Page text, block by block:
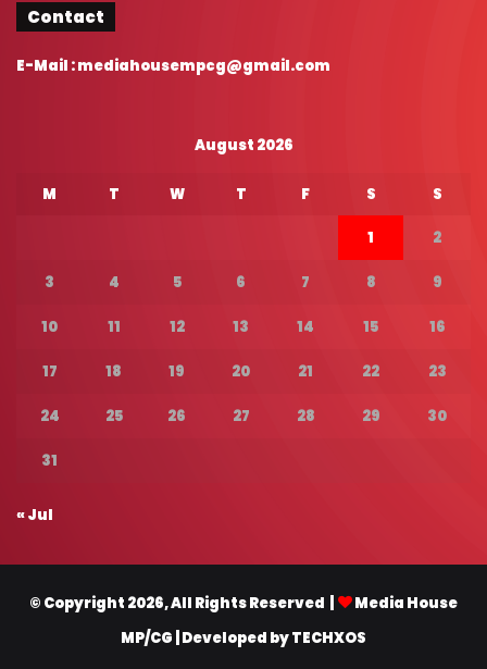
Contact
E-Mail : mediahousempcg@gmail.com
August 2026
M T W T F S S
1 2
3 4 5 6 7 8 9
10 11 12 13 14 15 16
17 18 19 20 21 22 23
24 25 26 27 28 29 30
31
« Jul
© Copyright 2026, All Rights Reserved |
Media House
MP/CG | Developed byTECHXOS